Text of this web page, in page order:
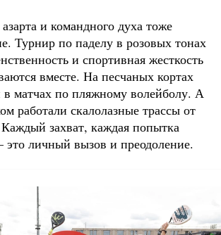
и командного духа тоже
Турнир по паделу в розовых тонах
и спортивная жесткость
вместе. На песчаных кортах
в матчах по пляжному волейболу. А
работали скалолазные трассы от
захват, каждая попытка
личный вызов и преодоление.